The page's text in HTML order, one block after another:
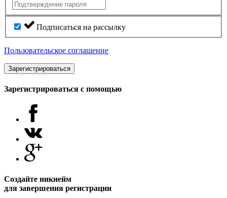
Подписаться на рассылку
Пользовательское соглашение
Зарегистрироваться
Зарегистрироваться с помощью
Создайте никнейм
для завершения регистрации